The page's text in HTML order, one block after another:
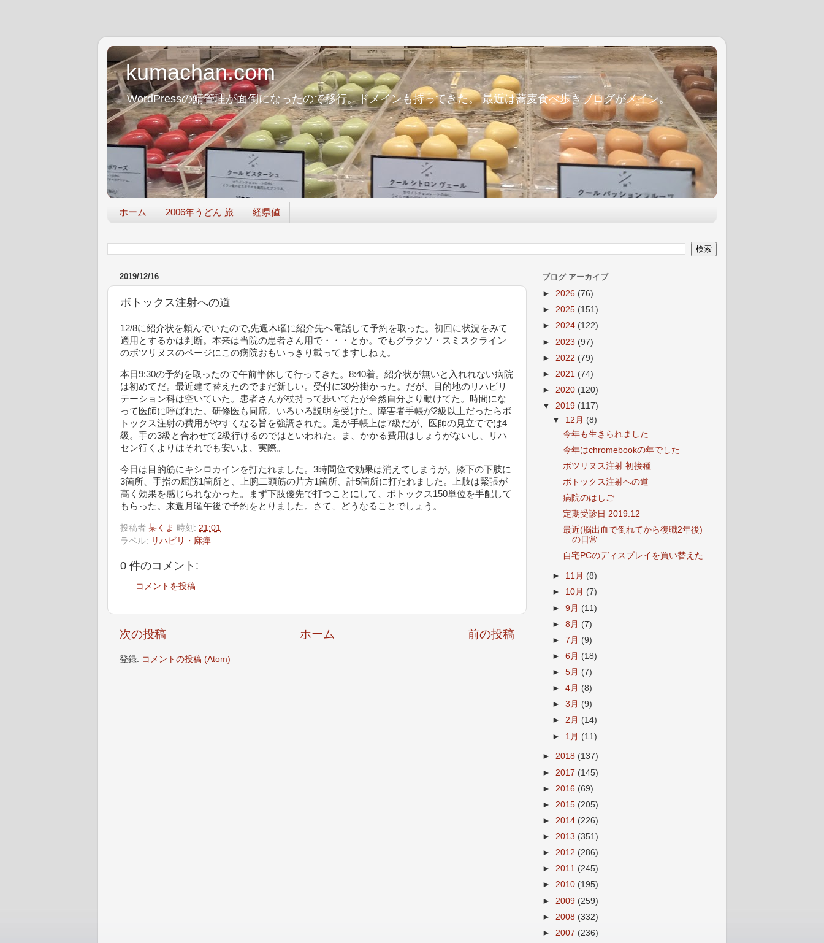
kumachan.com
WordPressの鯖管理が面倒になったので移行。ドメインも持ってきた。 最近は蕎麦食べ歩きブログがメイン。
ホーム 2006年うどん 旅 経県値
2019/12/16
ボトックス注射への道
12/8に紹介状を頼んでいたので,先週木曜に紹介先へ電話して予約を取った。初回に状況をみて
適用とするかは判断。本来は当院の患者さん用で・・・とか。でもグラクソ・スミスクライン
のボツリヌスのページにこの病院おもいっきり載ってますしねぇ。
本日9:30の予約を取ったので午前半休して行ってきた。8:40着。紹介状が無いと入れれない病院
は初めてだ。最近建て替えたのでまだ新しい。受付に30分掛かった。だが、目的地のリハビリ
テーション科は空いていた。患者さんが杖持って歩いてたが全然自分より動けてた。時間にな
って医師に呼ばれた。研修医も同席。いろいろ説明を受けた。障害者手帳が2級以上だったらボ
トックス注射の費用がやすくなる旨を強調された。足が手帳上は7級だが、医師の見立てでは4
級。手の3級と合わせて2級行けるのではといわれた。ま、かかる費用はしょうがないし、リハ
セン行くよりはそれでも安いよ、実際。
今日は目的筋にキシロカインを打たれました。3時間位で効果は消えてしまうが。膝下の下肢に
3箇所、手指の屈筋1箇所と、上腕二頭筋の片方1箇所、計5箇所に打たれました。上肢は緊張が
高く効果を感じられなかった。まず下肢優先で打つことにして、ボトックス150単位を手配して
もらった。来週月曜午後で予約をとりました。さて、どうなることでしょう。
投稿者 某くま 時刻: 21:01
ラベル: リハビリ・麻痺
0 件のコメント:
コメントを投稿
次の投稿 前の投稿
ホーム
登録: コメントの投稿 (Atom)
ブログ アーカイブ
► 2026 (76)
► 2025 (151)
► 2024 (122)
► 2023 (97)
► 2022 (79)
► 2021 (74)
► 2020 (120)
▼ 2019 (117)
▼ 12月 (8)
今年も生きられました
今年はchromebookの年でした
ボツリヌス注射 初接種
ボトックス注射への道
病院のはしご
定期受診日 2019.12
最近(脳出血で倒れてから復職2年後)
の日常
自宅PCのディスプレイを買い替えた
► 11月 (8)
► 10月 (7)
►9月 (11)
►8月 (7)
►7月 (9)
►6月 (18)
►5月 (7)
►4月 (8)
►3月 (9)
►2月 (14)
► 1月 (11)
► 2018 (137)
► 2017 (145)
► 2016 (69)
► 2015 (205)
► 2014 (226)
► 2013 (351)
► 2012 (286)
► 2011 (245)
► 2010 (195)
► 2009 (259)
► 2008 (332)
► 2007 (236)